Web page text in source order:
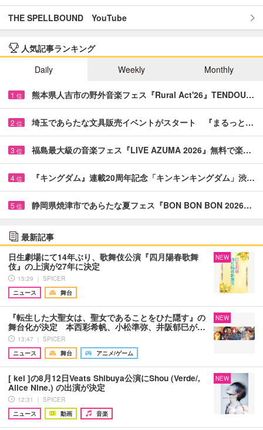
THE SPELLBOUND YouTube
人気記事ランキング
Daily
Weekly Monthly
1 位 熊本県人吉市の野外音楽フェス『Rural Act'26』TENDOU…
2 位 埼玉であらたな文具販売イベントがスタート 『まるっと…
3 位 福島最大級の音楽フェス『LIVE AZUMA 2026』無料で楽…
4 位 『キングダム』連載20周年記念「キンキンキングダム」渋…
5 位 静岡県焼津市であらたな夏フェス『BON BON BON 2026…
最新記事
日生劇場にて14年ぶり、歌舞伎公演『四月陽春歌舞
伎』の上演が27年に決定
15:29 ｜ SPICER
ニュース
舞台
NEW
『転生した大聖女は、聖女であることをひた隠す』の
舞台化が決定 本西彩希帆、小松準弥、井阪郁巳が…
13:47 ｜ SPICER
ニュース
舞台 アニメ/ゲーム
NEW
[ kei ]の8月12日Veats Shibuya公演にShou (Verde/,
Alice Nine.) の出演が決定
12:31 ｜ SPICER
ニュース
動画 音楽
NEW